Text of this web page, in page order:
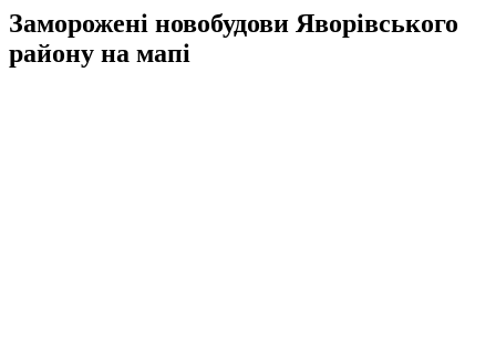
Заморожені новобудови Яворівського
району на мапі